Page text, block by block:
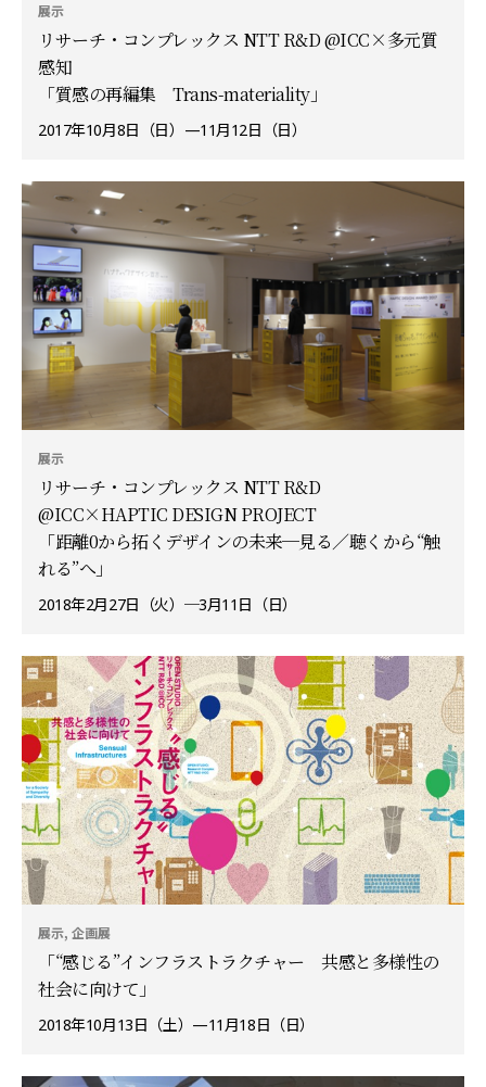
展示
リサーチ・コンプレックス NTT R&D @ICC×多元質
感知
「質感の再編集 Trans-materiality」
2017年10月8日（日）—11月12日（日）
展示
リサーチ・コンプレックス NTT R&D
@ICC×HAPTIC DESIGN PROJECT
「距離0から拓くデザインの未来─見る／聴くから“触
れる”へ」
2018年2月27日（火）─3月11日（日）
展示, 企画展
「“感じる”インフラストラクチャー 共感と多様性の
社会に向けて」
2018年10月13日（土）—11月18日（日）